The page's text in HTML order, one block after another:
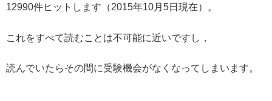
12990件ヒットします（2015年10月5日現在）。
これをすべて読むことは不可能に近いですし，
読んでいたらその間に受験機会がなくなってしまいます。